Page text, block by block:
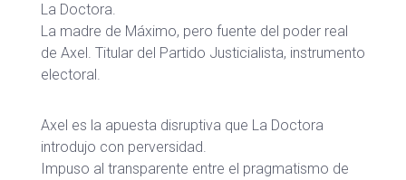
La Doctora.
La madre de Máximo, pero fuente del poder real
de Axel. Titular del Partido Justicialista, instrumento
electoral.
Axel es la apuesta disruptiva que La Doctora
introdujo con perversidad.
Impuso al transparente entre el pragmatismo de